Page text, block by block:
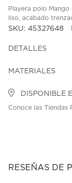
Playera polo
liso, acabado
SKU: 45327648
DETALLES
MATERIALES
DISPONIBLE
Conoce las Tiendas
RESEÑAS DE